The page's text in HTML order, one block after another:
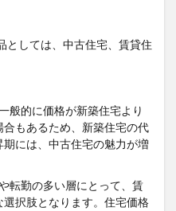
としては、中古住宅、賃貸住
般的に価格が新築住宅より
もあるため、新築住宅の代
には、中古住宅の魅力が増
転勤の多い層にとって、賃
択肢となります。住宅価格